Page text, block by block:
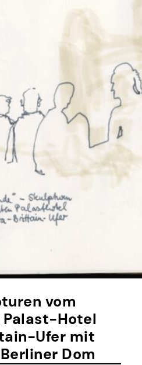
vom
Palast-Hotel
Ufer mit
Dom